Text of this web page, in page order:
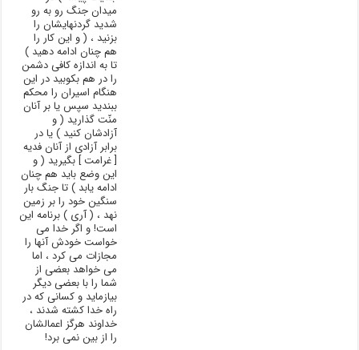
میدان جنگ رو به رو
شدید گردنهایشان را
بزنید ، ( و این کار را
هم چنان ادامه دهید )
تا به اندازه کافی دشمن
را در هم بکوبید در این
هنگام اسیران را محکم
ببندید سپس یا بر آنان
منّت گذارید ( و
آزادشان کنید ) یا در
برابر آزادی از آنان فدیه
[ غرامت ] بگیرید ( و
این وضع باید هم چنان
ادامه یابد ) تا جنگ بار
سنگین خود را بر زمین
نهد ، ( آری ) برنامه این
است! و اگر خدا می
خواست خودش آنها را
مجازات می کرد ، اما
می خواهد بعضی از
شما را با بعضی دیگر
بیازماید و کسانی که در
راه خدا کشته شدند ،
خداوند هرگز اعمالشان
را از بین نمی برد!